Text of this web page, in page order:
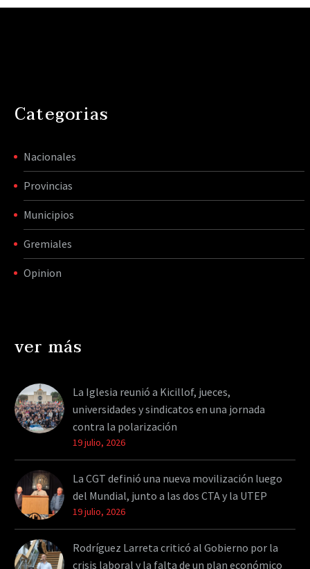
Categorias
Nacionales
Provincias
Municipios
Gremiales
Opinion
ver más
La Iglesia reunió a Kicillof, jueces,
universidades y sindicatos en una jornada
contra la polarización
19 julio, 2026
La CGT definió una nueva movilización luego
del Mundial, junto a las dos CTA y la UTEP
19 julio, 2026
Rodríguez Larreta criticó al Gobierno por la
crisis laboral y la falta de un plan económico